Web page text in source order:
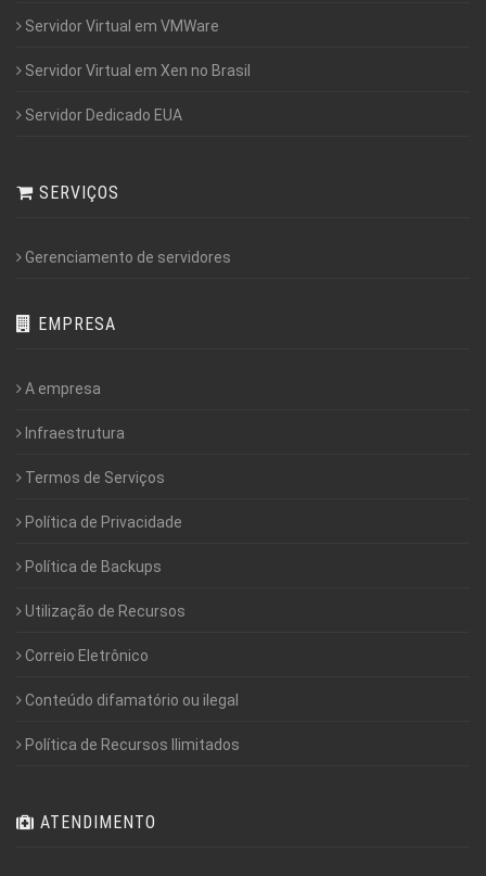
Servidor Virtual em VMWare
Servidor Virtual em Xen no Brasil
Servidor Dedicado EUA
SERVIÇOS
Gerenciamento de servidores
EMPRESA
A empresa
Infraestrutura
Termos de Serviços
Política de Privacidade
Política de Backups
Utilização de Recursos
Correio Eletrônico
Conteúdo difamatório ou ilegal
Política de Recursos Ilimitados
ATENDIMENTO